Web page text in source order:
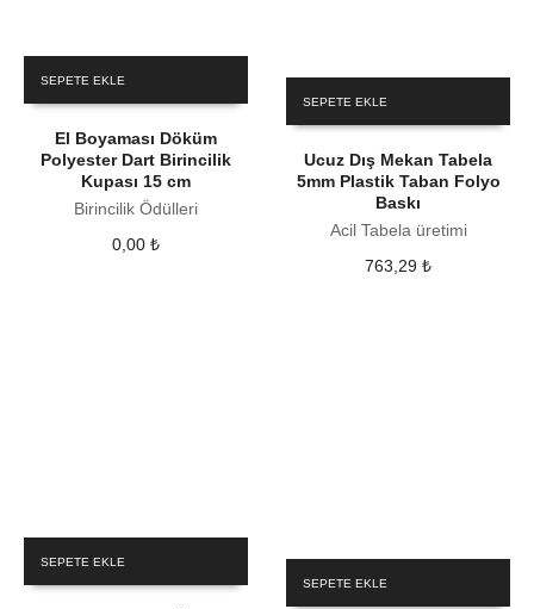
SEPETE EKLE
El Boyaması Döküm
Polyester Dart Birincilik
Kupası 15 cm
Birincilik Ödülleri
0,00 ₺
SEPETE EKLE
Ucuz Dış Mekan Tabela
5mm Plastik Taban Folyo
Baskı
Acil Tabela üretimi
763,29₺
SEPETE EKLE
SEPETE EKLE